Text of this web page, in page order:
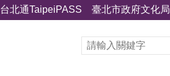
台北通TaipeiPASS 臺北市政府文化局